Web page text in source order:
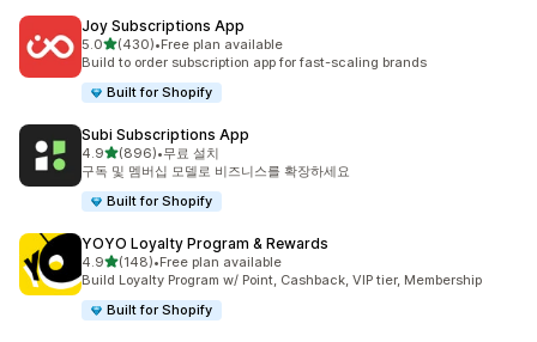
Joy Subscriptions App
5.0별 5개 중
(430)
총 리뷰 430개
•Free plan available
Build to order subscription app for fast-scaling brands
Built for Shopify
Subi Subscriptions App
4.9별 5개 중
(896)
총 리뷰 896개
•무료 설치
구독 및 멤버십 모델로 비즈니스를 확장하세요
Built for Shopify
YOYO Loyalty Program & Rewards
4.9별 5개 중
(148)
총 리뷰 148개
•Free plan available
Build Loyalty Program w/ Point, Cashback, VIP tier, Membership
Built for Shopify